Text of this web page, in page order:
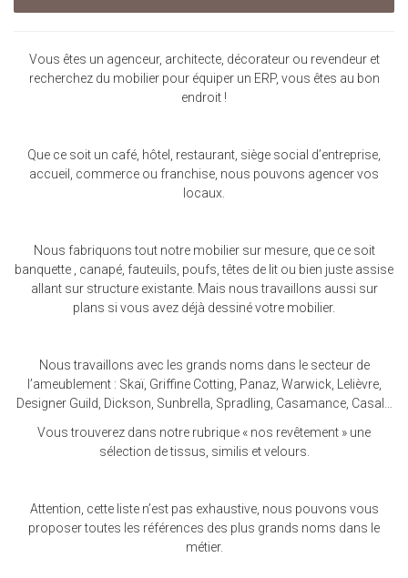
Vous êtes un agenceur, architecte, décorateur ou revendeur et
recherchez du mobilier pour équiper un ERP, vous êtes au bon
endroit !
Que ce soit un café, hôtel, restaurant, siège social d’entreprise,
accueil, commerce ou franchise, nous pouvons agencer vos
locaux.
Nous fabriquons tout notre mobilier sur mesure, que ce soit
banquette , canapé, fauteuils, poufs, têtes de lit ou bien juste assise
allant sur structure existante. Mais nous travaillons aussi sur
plans si vous avez déjà dessiné votre mobilier.
Nous travaillons avec les grands noms dans le secteur de
l’ameublement : Skaï, Griffine Cotting, Panaz, Warwick, Lelièvre,
Designer Guild, Dickson, Sunbrella, Spradling, Casamance, Casal…
Vous trouverez dans notre rubrique « nos revêtement » une
sélection de tissus, similis et velours.
Attention, cette liste n’est pas exhaustive, nous pouvons vous
proposer toutes les références des plus grands noms dans le
métier.